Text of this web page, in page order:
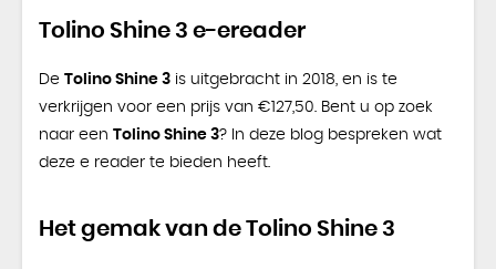
Tolino Shine 3 e-ereader
De Tolino Shine 3 is uitgebracht in 2018, en is te
verkrijgen voor een prijs van €127,50. Bent u op zoek
naar een Tolino Shine 3? In deze blog bespreken wat
deze e reader te bieden heeft.
Het gemak van de Tolino Shine 3